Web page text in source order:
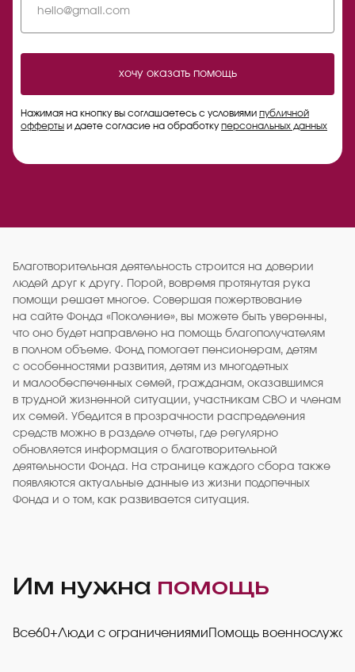
хочу оказать помощь
Нажимая на кнопку вы соглашаетесь с условиями публичной
офферты и даете согласие на обработкуперсональных данных
Благотворительная деятельность строится на доверии
людей друг к другу. Порой, вовремя протянутая рука
помощи решает многое. Совершая пожертвование
на сайте Фонда «Поколение», вы можете быть уверенны,
что оно будет направлено на помощь благополучателям
в полном объеме. Фонд помогает пенсионерам, детям
с особенностями развития, детям из многодетных
и малообеспеченных семей, гражданам, оказавшимся
в трудной жизненной ситуации, участникам СВО и членам
их семей. Убедится в прозрачности распределения
средств можно в разделе отчеты, где регулярно
обновляется информация о благотворительной
деятельности Фонда. На странице каждого сбора также
появляются актуальные данные из жизни подопечных
Фонда и о том, как развивается ситуация.
Им нужна помощь
Все60+Люди с ограничениями Помощь